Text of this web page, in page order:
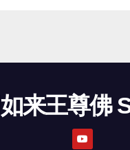
来王尊佛